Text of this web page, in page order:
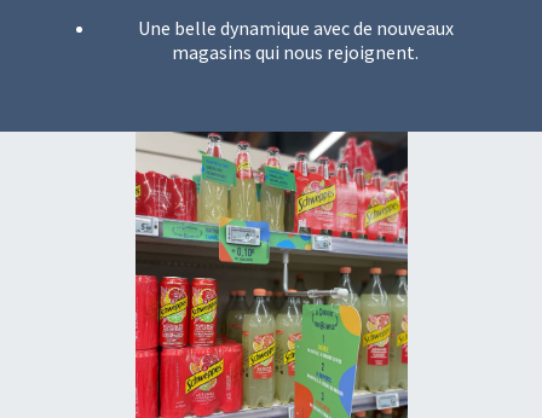
Une belle dynamique avec de nouveaux
magasins qui nous rejoignent.